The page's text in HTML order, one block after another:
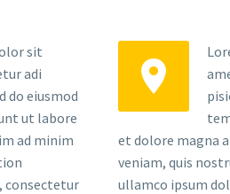
sit
adi
do eiusmod
ut labore
ad minim
consectetur


et dolore magna
veniam, quis
ullamco ipsum